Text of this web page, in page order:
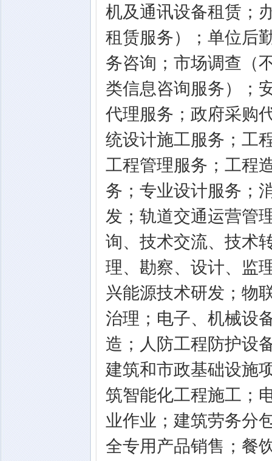
机及通讯设备租赁；
租赁服务）；单位后
务咨询；市场调查（
类信息咨询服务）；
代理服务；政府采购
统设计施工服务；工
工程管理服务；工程
务；专业设计服务；
发；轨道交通运营管
询、技术交流、技术
理、勘察、设计、监
兴能源技术研发；物
治理；电子、机械设
造；人防工程防护设
建筑和市政基础设施
筑智能化工程施工；
业作业；建筑劳务分
全专用产品销售；餐